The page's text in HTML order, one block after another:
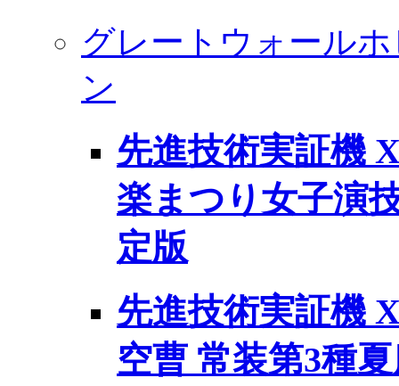
グレートウォール
ン
先進技術実証機
楽まつり女子演
定版
先進技術実証機
空曹 常装第3種